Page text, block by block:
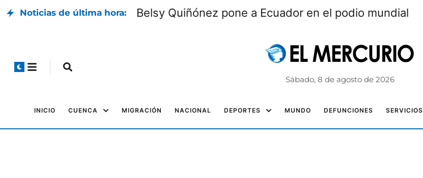
Noticias de última hora: Belsy Quiñónez pone a Ecuador en el podio mundial
Sábado, 8 de agosto de 2026
INICIO CUENCA MIGRACIÓN NACIONAL DEPORTES MUNDO DEFUNCIONES SERVICIOS